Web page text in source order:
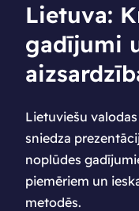
Lietuva:
gadījumi
Lietuviešu
sniedza
noplūdes
piemēriem un
metodēs.